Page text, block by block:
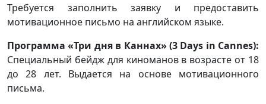
Требуется заполнить заявку и предоставить
мотивационное письмо на английском языке.
Программа «Три дня в Каннах» (3 Days in Cannes):
Специальный бейдж для киноманов в возрасте от 18
до 28 лет. Выдается на основе мотивационного
письма.